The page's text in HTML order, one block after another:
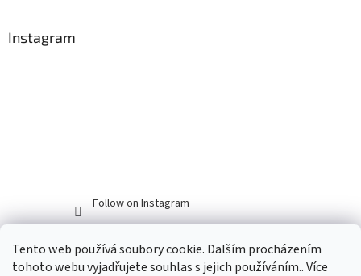
Tento web používá soubory cookie. Dalším procházením
tohoto webu vyjadřujete souhlas s jejich používáním.. Více
Instagram
Follow on Instagram